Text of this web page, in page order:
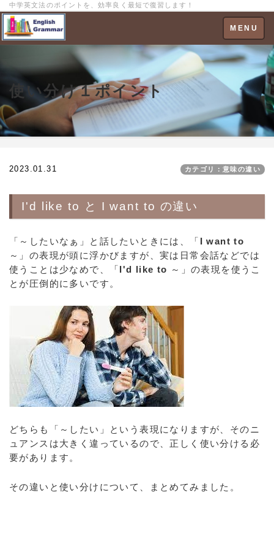
中学英文法のポイントを、効率良く最短で復習します！
Toggle
navigation
MENU
使い分け１ポイント
2023.01.31 カテゴリ：意味の違い
I'd like to と I want to の違い
「～したいなぁ」と話したいときには、「 I want to
～」の表現が頭に浮かびますが、実は日常会話などでは
使うことは少なめで、「I'd like to ～」の表現を使うこ
とが圧倒的に多いです。
どちらも「～したい」という表現になりますが、そのニ
ュアンスは大きく違っているので、正しく使い分ける必
要があります。
その違いと使い分けについて、まとめてみました。